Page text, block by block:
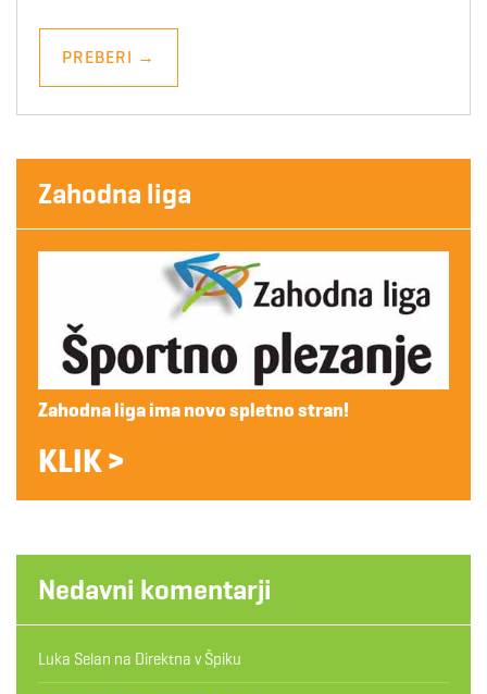
PREBERI →
Zahodna liga
Zahodna liga ima novo spletno stran!
KLIK >
Nedavni komentarji
Luka Selan na Direktna v Špiku